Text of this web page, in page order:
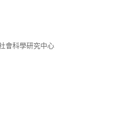
會科學研究中心